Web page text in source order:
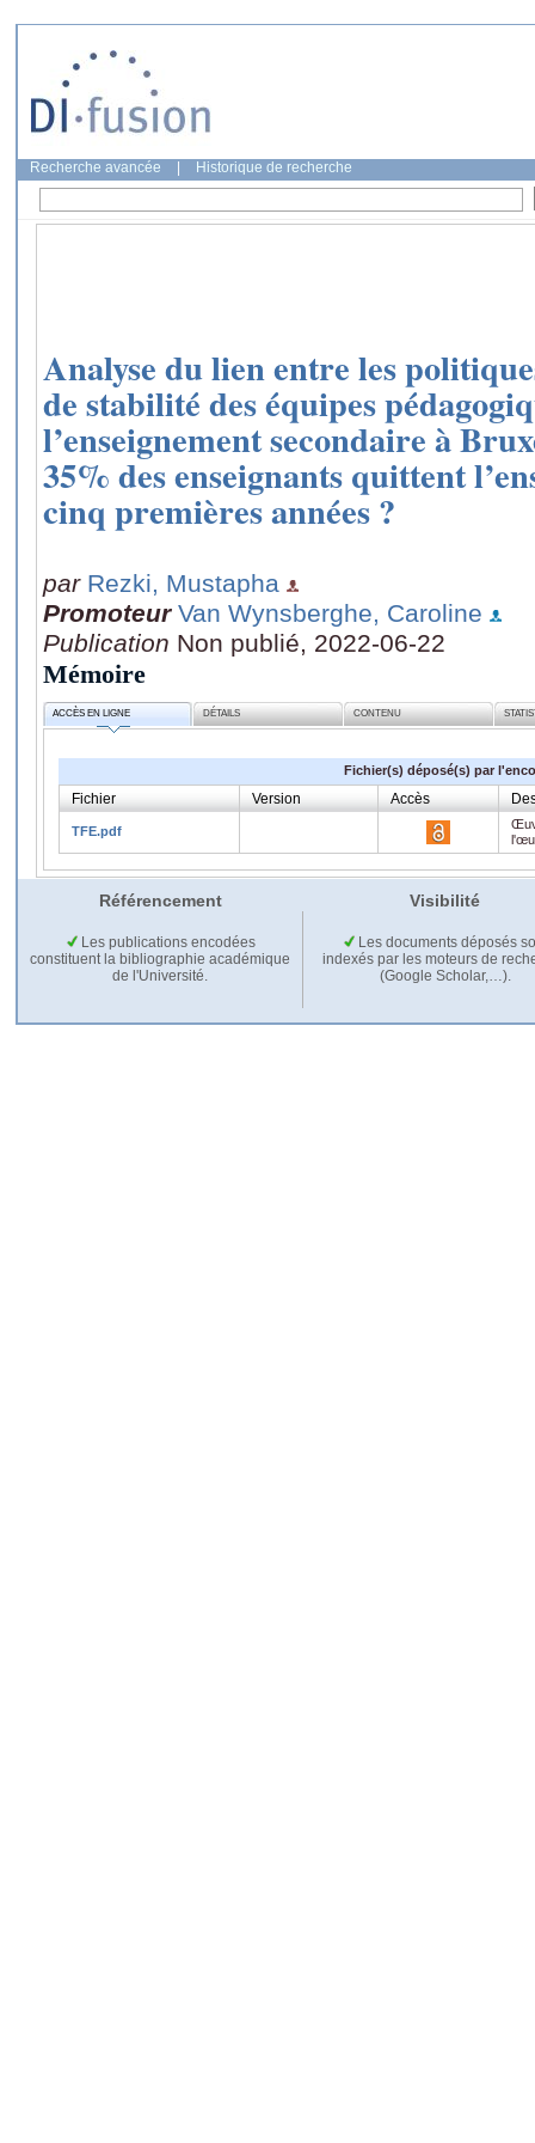
Recherche avancée Historique de recherche
Analyse du lien entre les
de stabilité des équipes
l’enseignement secondaire à
35% des enseignants quittent
cinq premières années ?
par Rezki, Mustapha
Promoteur Van Wynsberghe, Caroline
Publication Non publié, 2022-06-22
Mémoire
ACCÈS EN LIGNE DÉTAILS CONTENU
Fichier(s) déposé(s) par
Fichier Version Accès
TFE.pdf
Référencement Visibilité
Les publications encodées
constituent la bibliographie académique
de l'Université.
Les documents déposés
indexés par les moteurs de
(Google Scholar,…).